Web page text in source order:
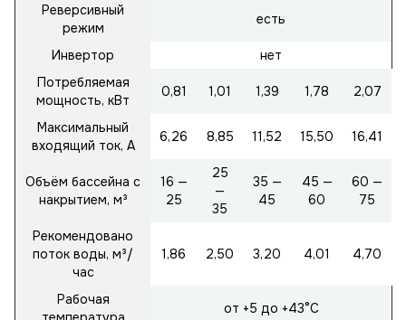
Реверсивный
режим
есть
Инвертор
нет
Потребляемая
мощность, кВт
0,81 1,01 1,39 1,78 2,07
Максимальный
входящий ток, А
6,26 8,85 11,52 15,50 16,41
Объём бассейна с
накрытием, м³
16 —
25
25
—
35
35 —
45
45 —
60
60 —
75
Рекомендовано
поток воды, м³/
час
1,86 2,50 3,20 4,01 4,70
Рабочая
от +5 до +43°C